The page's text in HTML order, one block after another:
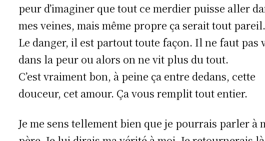
peur d’imaginer que tout ce merdier puisse aller
mes veines, mais même propre ça serait tout pareil.
Le danger, il est partout toute façon. Il ne faut pas
dans la peur ou alors on ne vit plus du tout.
C’est vraiment bon, à peine ça entre dedans, cette
douceur, cet amour. Ça vous remplit tout entier.
Je me sens tellement bien que je pourrais parler à